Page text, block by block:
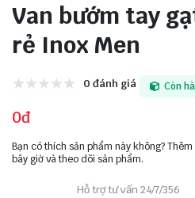
Van bướm tay
rẻ Inox Men
0 đánh giá Còn
0đ
Bạn có thích sản phẩm này không?
bây giờ và theo dõi sản phẩm.
Hỗ trợ tư vấn 24/7/356